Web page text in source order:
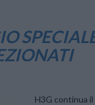
H3G continua